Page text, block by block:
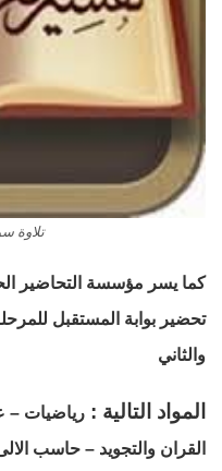
تلاوة
كما يسر مؤسسة التحاضير
تحضير بوابة المستقبل
والثاني
المواد التالية : رياضيات –
القران والتجويد – حاسب